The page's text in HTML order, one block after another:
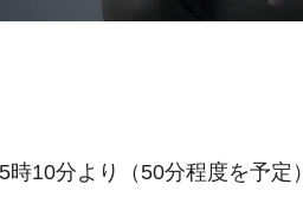
10分より（50分程度を予定